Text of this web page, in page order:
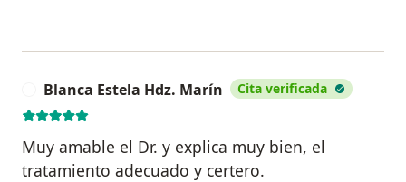
Blanca Estela Hdz. Marín Cita verificada
Muy amable el Dr. y explica muy bien, el
tratamiento adecuado y certero.